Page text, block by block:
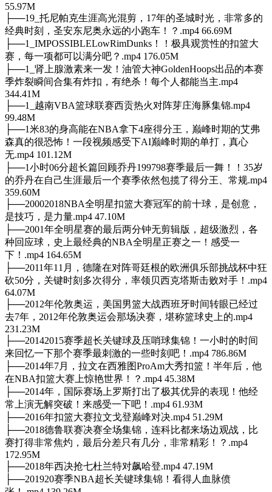
55.97M
├──19_托尼帕克生涯高光混剪，17年的圣城时光，非常多的
经典时刻，圣安东尼奥永远的小跑车！？.mp4 66.69M
├──1_IMPOSSIBLELowRimDunks！！极具观赏性的扣篮大
赛，每一项都可以满分吧？.mp4 176.05M
├──1_肾上腺激素来一发！油管大神GoldenHoops出品的本赛
季炸裂瞬间合集有炸扣，有绝杀！每个人都能当主.mp4
344.41M
├──1_越南VBA篮球联赛西贡热火对阵芽庄海豚集锦.mp4
99.48M
├──1米83的身高能在NBA拿下4座得分王，巅峰时期的艾弗
森真的很恐怖！一段视频感受下AI巅峰时期的单打，真心
无.mp4 101.12M
├──1小时06分超长篇回顾乔丹199798赛季最后一舞！！35岁
的乔丹在自己生涯最后一个赛季依然包揽了得分王、常规.mp4
359.60M
├──20002018NBA全明星扣篮大赛冠军的前十球，是创意，
是技巧，是力量.mp4 47.10M
├──2001年全明星赛的最后两分钟无剪辑版，超级激烈，各
种回应球，史上最经典的NBA全明星正赛之一！感受一
下！.mp4 164.65M
├──2011年11月，德隆在对阵哥廷根的欧洲俱乐部挑战杯中狂
砍50分，关键时刻多次得分，率领贝西克塔斯击败对手！.mp4
64.07M
├──2012年伦敦奥运，美国男篮大战西班牙时间转眼已经过
去7年，2012年伦敦奥运会那场决赛，堪称篮球史上的.mp4
231.23M
├──20142015赛季超长关键球及压哨球集锦！一小时的时间
来回忆一下那个赛季最刺激的一些时刻吧！.mp4 786.86M
├──2014年7月，拉文在西雅图ProAm大秀扣篮！半年后，他
在NBA扣篮大赛上惊艳世界！？.mp4 45.38M
├──2014年，国际赛场上罗斯打出了极其优异的表现！他经
常上演无解突破！来感受一下吧！.mp4 61.93M
├──2016年扣篮大赛拉文戈登巅峰对决.mp4 51.29M
├──2018德鲁联赛决赛全场集锦，连科比都来场边观战，比
赛打得非常焦灼，最后分差只有几分，非常精彩！？.mp4
172.95M
├──2018年西决抢七杜兰特对飙哈登.mp4 47.19M
├──201920赛季NBA超长关键球集锦！看得人血脉偾